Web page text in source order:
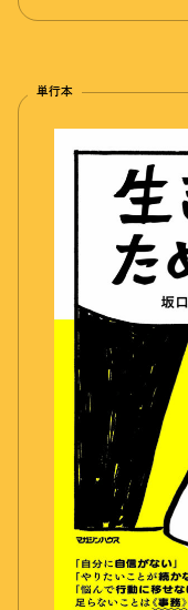
単行本